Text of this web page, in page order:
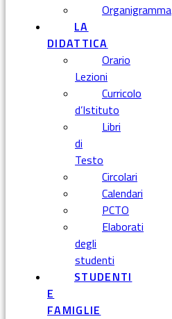
Organigramma
LA
DIDATTICA
Orario
Lezioni
Curricolo
d’Istituto
Libri
di
Testo
Circolari
Calendari
PCTO
Elaborati
degli
studenti
STUDENTI
E
FAMIGLIE